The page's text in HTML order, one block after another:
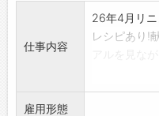
仕事内容
26年4月リ
レシピあり!
備を進めて
ートに入る
雇用形態